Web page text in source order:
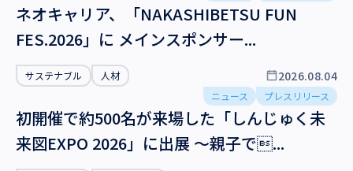
拠点一覧
採用情報
NEO CAREERニュース
NEO CAREER Groupニュース
カテゴリー
ニュース
ネオキャリア、「NAKASHIBETSU FUN
FES.2026」に メインスポンサー...
サステナブル 人材 2026.08.04
ニュース プレスリリース
初開催で約500名が来場した「しんじゅく未
来図EXPO 2026」に出展 ～親子で...